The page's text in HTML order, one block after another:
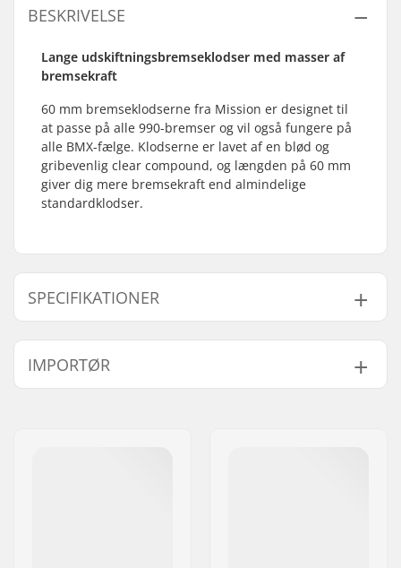
BESKRIVELSE
Lange udskiftningsbremseklodser med masser af
bremsekraft
60 mm bremseklodserne fra Mission er designet til
at passe på alle 990-bremser og vil også fungere på
alle BMX-fælge. Klodserne er lavet af en blød og
gribevenlig clear compound, og længden på 60 mm
giver dig mere bremsekraft end almindelige
standardklodser.
SPECIFIKATIONER
Vægt: 56.7g
IMPORTØR